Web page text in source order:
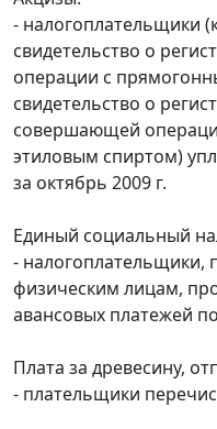
- налогоплательщики
свидетельство о
операции с
свидетельство о
совершающей
этиловым спиртом)
за октябрь 2009 г.
Единый социальный
-
физическим лицам,
авансовых платежей
Плата за древесину,
- плательщики